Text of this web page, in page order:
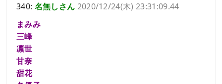
340: 名無しさん 2020/12/24(木) 23:31:09.44
まみみ
三峰
凛世
甘奈
甜花